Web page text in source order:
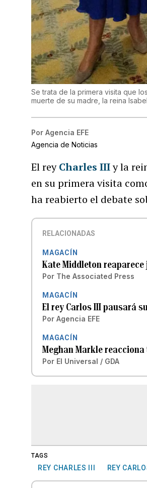
Se trata de la primera visita que
muerte de su madre, la reina
Por Agencia EFE
Agencia de Noticias
El reyCharles IIIy la
en su primera visita
ha reabierto el debate
RELACIONADAS
MAGACÍN
Kate Middleton
Por The Associated Press
MAGACÍN
El rey Carlos III pausará
Por Agencia EFE
MAGACÍN
Meghan Markle
Por El Universal / GDA
TAGS
REY CHARLES III REY